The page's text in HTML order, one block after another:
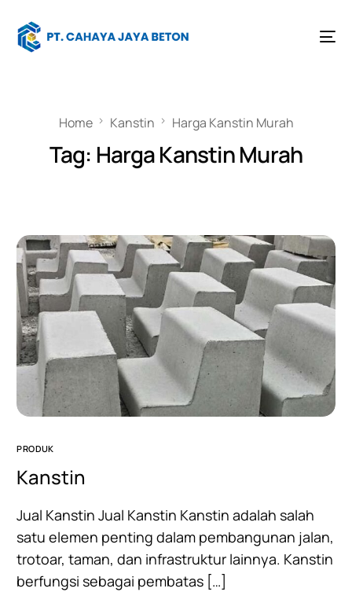
Home Kanstin Harga Kanstin Murah
Tag: Harga Kanstin Murah
PRODUK
Kanstin
Jual Kanstin Jual Kanstin Kanstin adalah salah
satu elemen penting dalam pembangunan jalan,
trotoar, taman, dan infrastruktur lainnya. Kanstin
berfungsi sebagai pembatas […]